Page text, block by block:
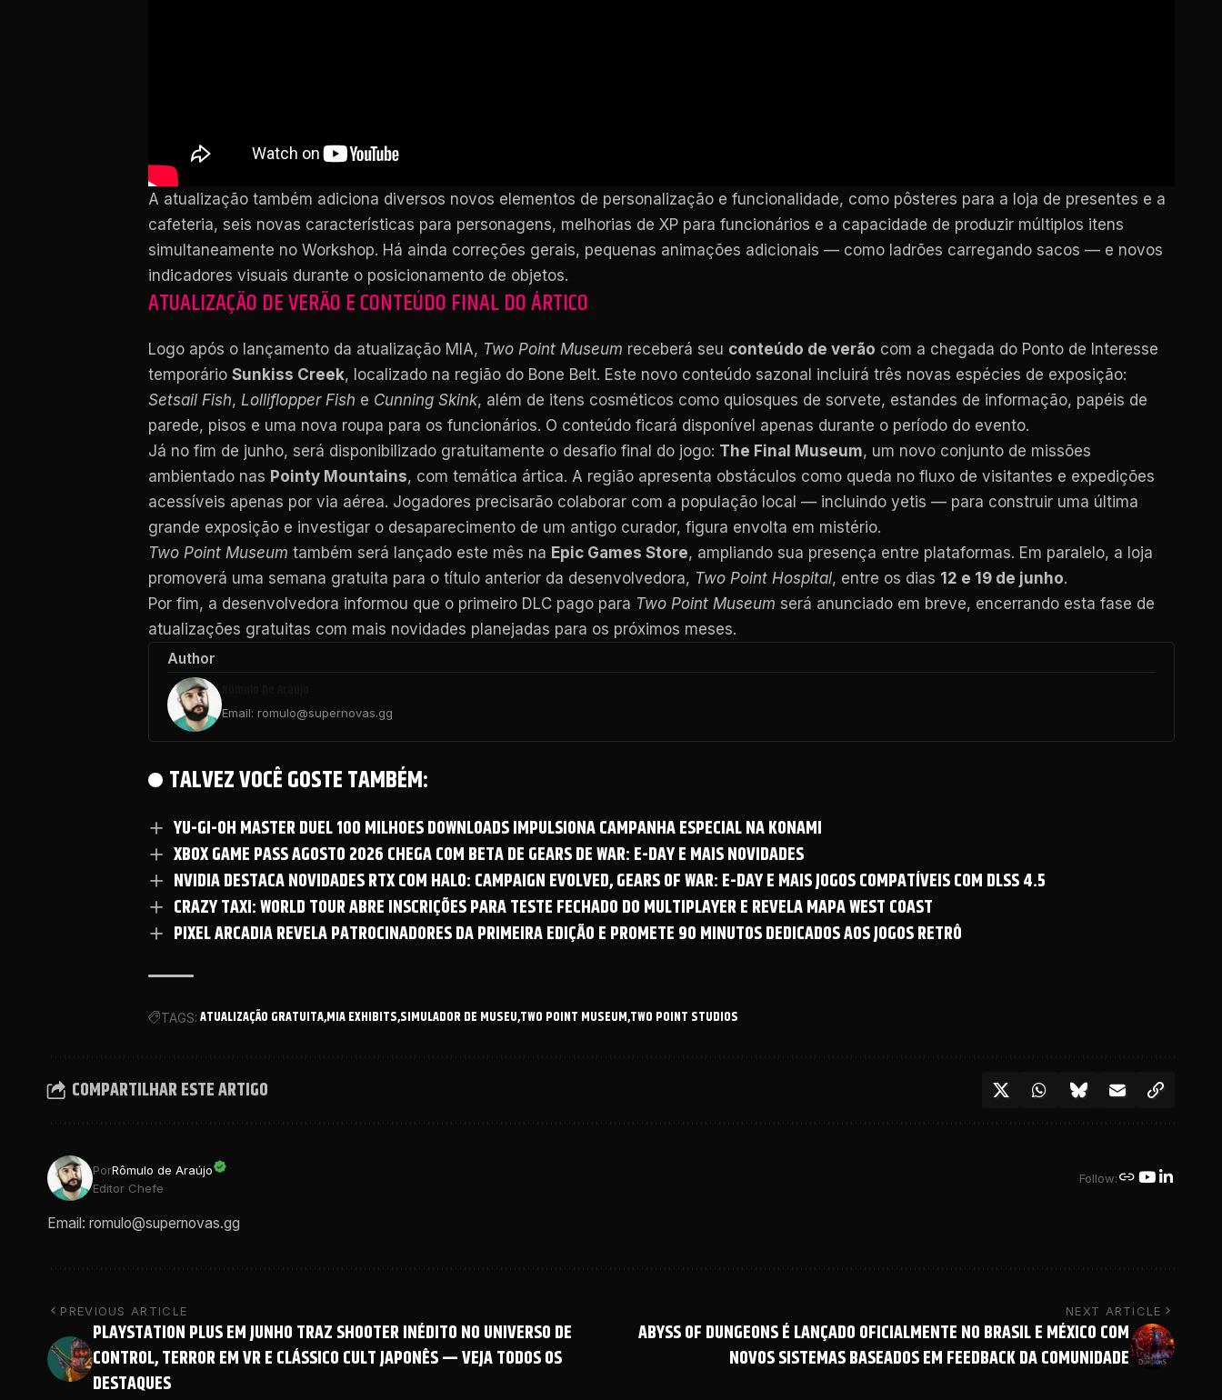
A atualização também adiciona diversos novos elementos de personalização e funcionalidade, como pôsteres para a loja de presentes e a
cafeteria, seis novas características para personagens, melhorias de XP para funcionários e a capacidade de produzir múltiplos itens
simultaneamente no Workshop. Há ainda correções gerais, pequenas animações adicionais — como ladrões carregando sacos — e novos
indicadores visuais durante o posicionamento de objetos.
ATUALIZAÇÃO DE VERÃO E CONTEÚDO FINAL DO ÁRTICO
Logo após o lançamento da atualização MIA, Two Point Museum receberá seu conteúdo de verão com a chegada do Ponto de Interesse
temporário Sunkiss Creek, localizado na região do Bone Belt. Este novo conteúdo sazonal incluirá três novas espécies de exposição:
Setsail Fish, Lolliflopper Fish e Cunning Skink, além de itens cosméticos como quiosques de sorvete, estandes de informação, papéis de
parede, pisos e uma nova roupa para os funcionários. O conteúdo ficará disponível apenas durante o período do evento.
Já no fim de junho, será disponibilizado gratuitamente o desafio final do jogo: The Final Museum, um novo conjunto de missões
ambientado nas Pointy Mountains, com temática ártica. A região apresenta obstáculos como queda no fluxo de visitantes e expedições
acessíveis apenas por via aérea. Jogadores precisarão colaborar com a população local — incluindo yetis — para construir uma última
grande exposição e investigar o desaparecimento de um antigo curador, figura envolta em mistério.
Two Point Museum também será lançado este mês na Epic Games Store, ampliando sua presença entre plataformas. Em paralelo, a loja
promoverá uma semana gratuita para o título anterior da desenvolvedora, Two Point Hospital, entre os dias 12 e 19 de junho.
Por fim, a desenvolvedora informou que o primeiro DLC pago para Two Point Museum será anunciado em breve, encerrando esta fase de
atualizações gratuitas com mais novidades planejadas para os próximos meses.
Author
Email: romulo@supernovas.gg
TALVEZ VOCÊ GOSTE TAMBÉM:
YU-GI-OH MASTER DUEL 100 MILHOES DOWNLOADS IMPULSIONA CAMPANHA ESPECIAL NA KONAMI
XBOX GAME PASS AGOSTO 2026 CHEGA COM BETA DE GEARS DE WAR: E-DAY E MAIS NOVIDADES
NVIDIA DESTACA NOVIDADES RTX COM HALO: CAMPAIGN EVOLVED, GEARS OF WAR: E-DAY E MAIS JOGOS COMPATÍVEIS COM DLSS 4.5
CRAZY TAXI: WORLD TOUR ABRE INSCRIÇÕES PARA TESTE FECHADO DO MULTIPLAYER E REVELA MAPA WEST COAST
PIXEL ARCADIA REVELA PATROCINADORES DA PRIMEIRA EDIÇÃO E PROMETE 90 MINUTOS DEDICADOS AOS JOGOS RETRÔ
TAGS: ATUALIZAÇÃO GRATUITAMIA EXHIBITS SIMULADOR DE MUSEU TWO POINT MUSEUM TWO POINT STUDIOS
COMPARTILHAR ESTE ARTIGO
PorRômulo de Araújo
Editor Chefe
Follow:
Email: romulo@supernovas.gg
PREVIOUS ARTICLE
PLAYSTATION PLUS EM JUNHO TRAZ SHOOTER INÉDITO NO UNIVERSO DE
CONTROL, TERROR EM VR E CLÁSSICO CULT JAPONÊS — VEJA TODOS OS
DESTAQUES
NEXT ARTICLE
ABYSS OF DUNGEONS É LANÇADO OFICIALMENTE NO BRASIL E MÉXICO COM
NOVOS SISTEMAS BASEADOS EM FEEDBACK DA COMUNIDADE